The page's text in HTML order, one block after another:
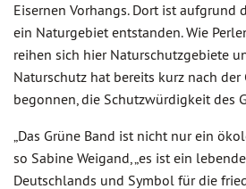
Eisernen Vorhangs. Dort ist aufgrund
ein Naturgebiet entstanden. Wie
reihen sich hier Naturschutzgebiete
Naturschutz hat bereits kurz nach der
begonnen, die Schutzwürdigkeit des
„Das Grüne Band ist nicht nur ein
so Sabine Weigand, „es ist ein
Deutschlands und Symbol für die